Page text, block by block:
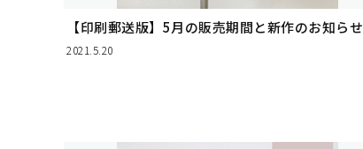
【印刷郵送版】5月の販売期間と新作のお知らせ
2021.5.20